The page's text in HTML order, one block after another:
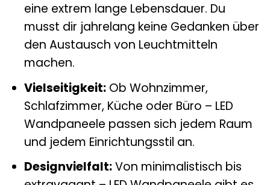
eine extrem lange Lebensdauer. Du
musst dir jahrelang keine Gedanken über
den Austausch von Leuchtmitteln
machen.
Vielseitigkeit:Ob Wohnzimmer,
Schlafzimmer, Küche oder Büro – LED
Wandpaneele passen sich jedem Raum
und jedem Einrichtungsstil an.
Designvielfalt:Von minimalistisch bis